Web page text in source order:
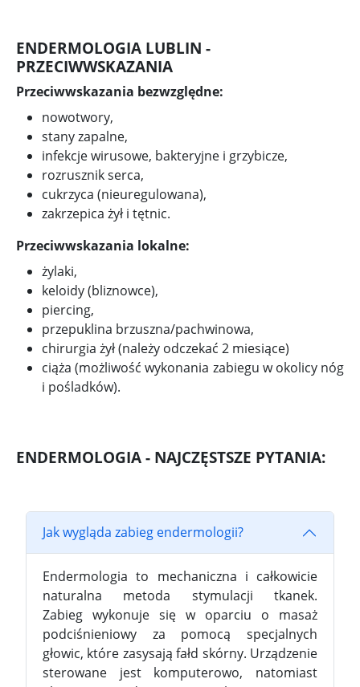
ENDERMOLOGIA LUBLIN -
PRZECIWWSKAZANIA
Przeciwwskazania bezwzględne:
nowotwory,
stany zapalne,
infekcje wirusowe, bakteryjne i grzybicze,
rozrusznik serca,
cukrzyca (nieuregulowana),
zakrzepica żył i tętnic.
Przeciwwskazania lokalne:
żylaki,
keloidy (bliznowce),
piercing,
przepuklina brzuszna/pachwinowa,
chirurgia żył (należy odczekać 2 miesiące)
ciąża (możliwość wykonania zabiegu w okolicy nóg
i pośladków).
ENDERMOLOGIA - NAJCZĘSTSZE PYTANIA:
Jak wygląda zabieg endermologii?
Endermologia to mechaniczna i całkowicie
naturalna metoda stymulacji tkanek.
Zabieg wykonuje się w oparciu o masaż
podciśnieniowy za pomocą specjalnych
głowic, które zasysają fałd skórny. Urządzenie
sterowane jest komputerowo, natomiast